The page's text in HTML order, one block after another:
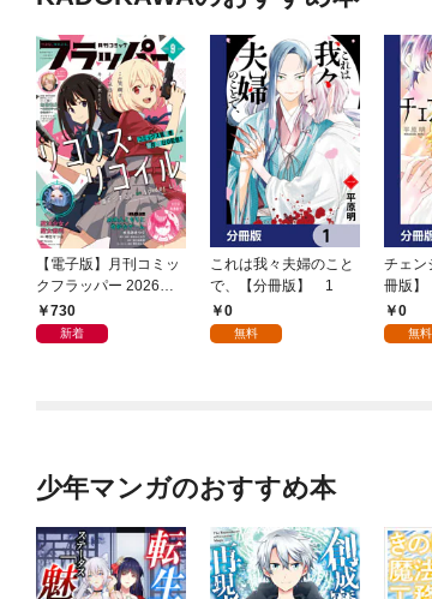
【電子版】月刊コミッ
クフラッパー 2026年9
月号730
新着
これは我々夫婦のこと
で、【分冊版】 1
0
無料
チェン
冊版
0
無料
少年マンガのおすすめ本